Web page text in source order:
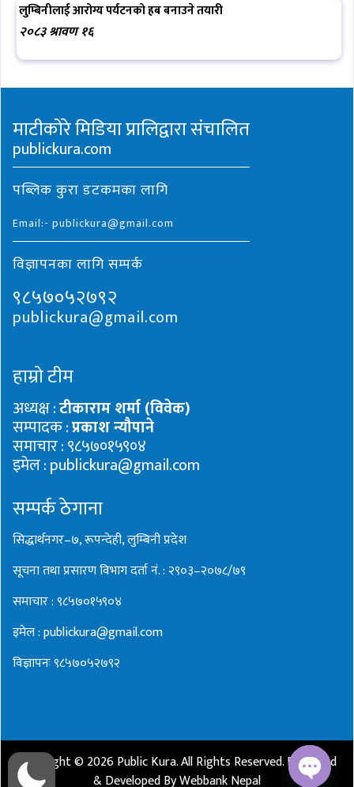
लुम्बिनीलाई आरोग्य पर्यटनको हब बनाउने तयारी
२०८३ श्रावण १६
माटीकोरे मिडिया प्रालिद्वारा संचालित
publickura.com
पब्लिक कुरा डटकमका लागि
Email:- publickura@gmail.com
विज्ञापनका लागि सम्पर्क
९८५७०५२७९२
publickura@gmail.com
हाम्रो टीम
अध्यक्ष :टीकाराम शर्मा (विवेक)
सम्पादक :प्रकाश न्यौपाने
समाचार : ९८५७०१५९०४
इमेल : publickura@gmail.com
सम्पर्क ठेगाना
सिद्धार्थनगर–७, रूपन्देही, लुम्बिनी प्रदेश
सूचना तथा प्रसारण विभाग दर्ता नं. : २९०३–२०७८/७९
समाचार : ९८५७०१५९०४
इमेल : publickura@gmail.com
विज्ञापनः ९८५७०५२७९२
Copyright ©2026Public Kura. All Rights Reserved. Designed
& Developed ByWebbank Nepal